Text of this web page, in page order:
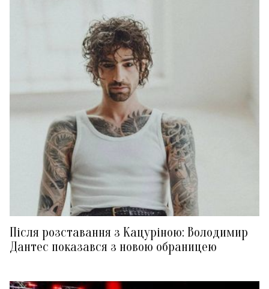
Після розставання з Кацуріною: Володимир
Дантес показався з новою обраницею